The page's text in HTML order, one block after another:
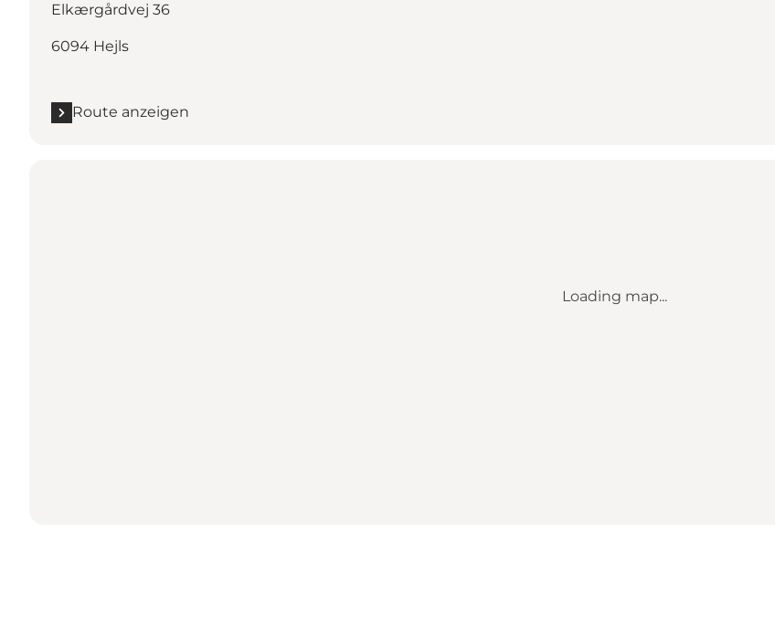
Elkærgårdvej 36
6094 Hejls
Route anzeigen
Loading map...